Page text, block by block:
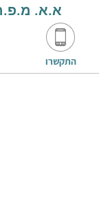
א.א.
התקשרו